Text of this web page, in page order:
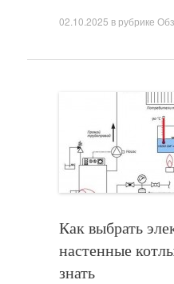
02.10.2025 в рубрике
Как выбрать
настенные
знать